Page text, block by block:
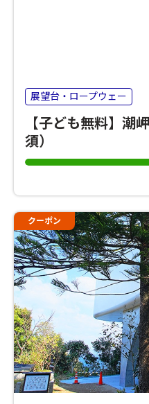
展望台・ロープウェー
【子ども無料】潮
須）
クーポン